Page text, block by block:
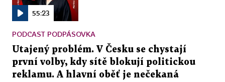
55:23
PODCAST PODPÁSOVKA
Utajený problém. V Česku se chystají
první volby, kdy sítě blokují politickou
reklamu. A hlavní oběť je nečekaná